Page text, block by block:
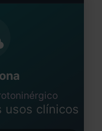
usos clínicos